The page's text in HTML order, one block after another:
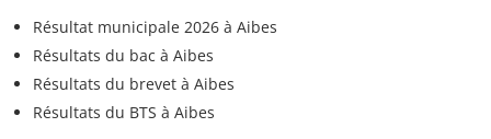
Résultat municipale 2026 à Aibes
Résultats du bac à Aibes
Résultats du brevet à Aibes
Résultats du BTS à Aibes